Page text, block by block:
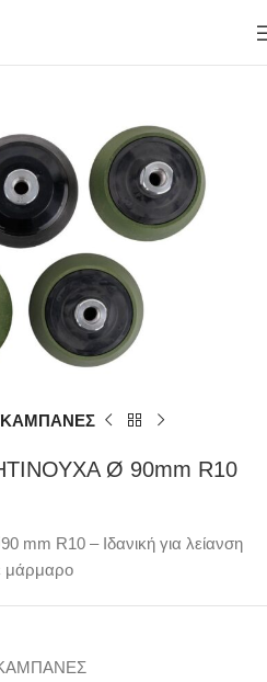
ΚΑΜΠΑΝΕΣ
Ø 90mm R10
mm R10 – Ιδανική για λείανση
μάρμαρο